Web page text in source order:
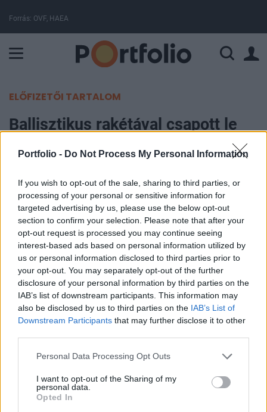
Portfolio - Do Not Process My Personal Information
If you wish to opt-out of the sale, sharing to third parties, or
processing of your personal or sensitive information for
targeted advertising by us, please use the below opt-out
section to confirm your selection. Please note that after your
opt-out request is processed you may continue seeing
interest-based ads based on personal information utilized by
us or personal information disclosed to third parties prior to
your opt-out. You may separately opt-out of the further
disclosure of your personal information by third parties on the
IAB’s list of downstream participants. This information may
also be disclosed by us to third parties on the IAB’s List of
Downstream Participants that may further disclose it to other
Personal Data Processing Opt Outs
I want to opt-out of the Sharing of my
personal data.
Opted In
Forrás: OVF, HAEA
ELŐFIZETŐI TARTALOM
Ballisztikus rakétával csapott le
amerikai katonák is megsérültek
Portfolio
2026. május 30. 09:47
Irán ballisztikus rakétát lőtt ki egy kuvaiti katonai
légitámaszpontra, ahol amerikai katonák is
állomásoztak. A támadásban többen megsérültek,
továbbá két MQ-9 Reaper drón súlyosan
megrongálódott - írja a Bloomberg.
Az iráni csapás az elmúlt huszonnégy órában érte a kuvaiti
Ali as-Szálem légibázist. A támadáshoz egy Fateh-110
típusú ballisztikus rakétát vetettek be. Bár a kuvaiti
roncsdarabok így is károkat okoztak a támaszponton. Egy
névtelenséget kérő, az incidensre rálátó forrás szerint több